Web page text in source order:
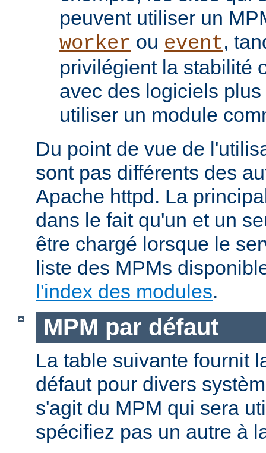
peuvent utiliser un
worker ou event,
privilégient la stabilité
avec des logiciels
utiliser un module
Du point de vue de
sont pas différents des
Apache httpd. La
dans le fait qu'un et un
être chargé lorsque le
liste des MPMs
l'index des modules.
MPM par défaut
La table suivante fournit
défaut pour divers
s'agit du MPM qui sera
spécifiez pas un autre à